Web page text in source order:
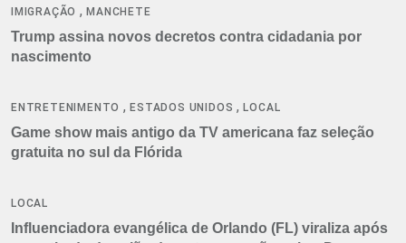
IMIGRAÇÃO ,MANCHETE
Trump assina novos decretos contra cidadania por
nascimento
ENTRETENIMENTO ,ESTADOS UNIDOS ,LOCAL
Game show mais antigo da TV americana faz seleção
gratuita no sul da Flórida
LOCAL
Influenciadora evangélica de Orlando (FL) viraliza após